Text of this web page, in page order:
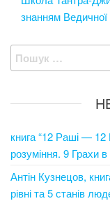
знанням Ведичної
Пошук:
книга “12 Раші — 12
розуміння. 9 Грахи
Антін Кузнецов,
рівні та 5 станів